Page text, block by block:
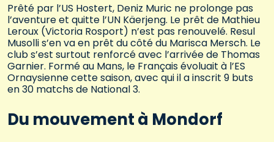
Prêté par l’US Hostert, Deniz Muric ne prolonge pas
l’aventure et quitte l’UN Käerjeng. Le prêt de Mathieu
Leroux (Victoria Rosport) n’est pas renouvelé. Resul
Musolli s’en va en prêt du côté du Marisca Mersch. Le
club s’est surtout renforcé avec l’arrivée de Thomas
Garnier. Formé au Mans, le Français évoluait à l’ES
Ornaysienne cette saison, avec qui il a inscrit 9 buts
en 30 matchs de National 3.
Du mouvement à Mondorf